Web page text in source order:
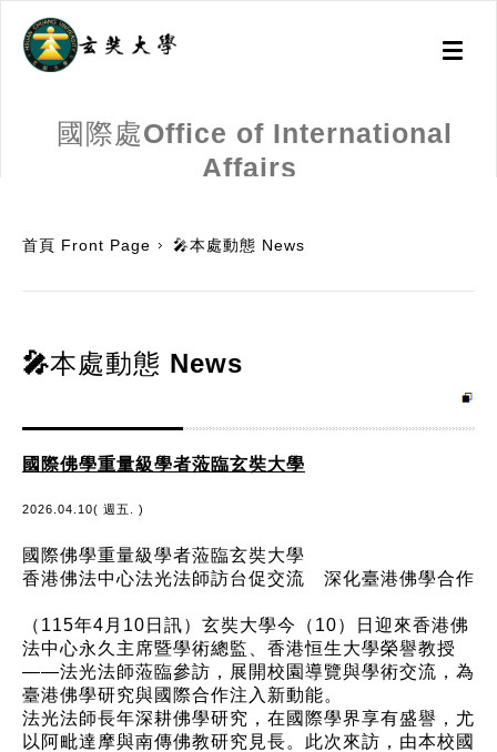
Toggle
國際處Office of International
Affairs
首頁 Front Page 🎤本處動態 News
🎤本處動態 News
國際佛學重量級學者蒞臨玄奘大學
2026.04.10( 週五. )
國際佛學重量級學者蒞臨玄奘大學
香港佛法中心法光法師訪台促交流 深化臺港佛學合作
（115年4月10日訊）玄奘大學今（10）日迎來香港佛
法中心永久主席暨學術總監、香港恒生大學榮譽教授
——法光法師蒞臨參訪，展開校園導覽與學術交流，為
臺港佛學研究與國際合作注入新動能。
法光法師長年深耕佛學研究，在國際學界享有盛譽，尤
以阿毗達摩與南傳佛教研究見長。此次來訪，由本校國